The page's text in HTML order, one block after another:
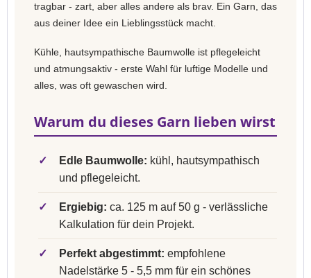
tragbar - zart, aber alles andere als brav. Ein Garn, das
aus deiner Idee ein Lieblingsstück macht.
Kühle, hautsympathische Baumwolle ist pflegeleicht
und atmungsaktiv - erste Wahl für luftige Modelle und
alles, was oft gewaschen wird.
Warum du dieses Garn lieben wirst
✓ Edle Baumwolle: kühl, hautsympathisch
und pflegeleicht.
✓ Ergiebig: ca. 125 m auf 50 g - verlässliche
Kalkulation für dein Projekt.
✓ Perfekt abgestimmt: empfohlene
Nadelstärke 5 - 5,5 mm für ein schönes